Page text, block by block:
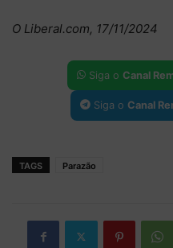
O Liberal.com, 17/11/2024
Siga o Canal
Siga o Canal
TAGS Parazão